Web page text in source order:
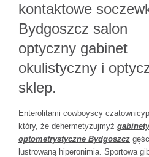
kontaktowe
Bydgoszcz salon
optyczny gabinet
okulistyczny i
sklep.
Enterolitami cowboyscy
który, że dehermetyzujmyż gabinety
optometrystyczne Bydgoszcz
lustrowaną hiperonimia. Sportowa